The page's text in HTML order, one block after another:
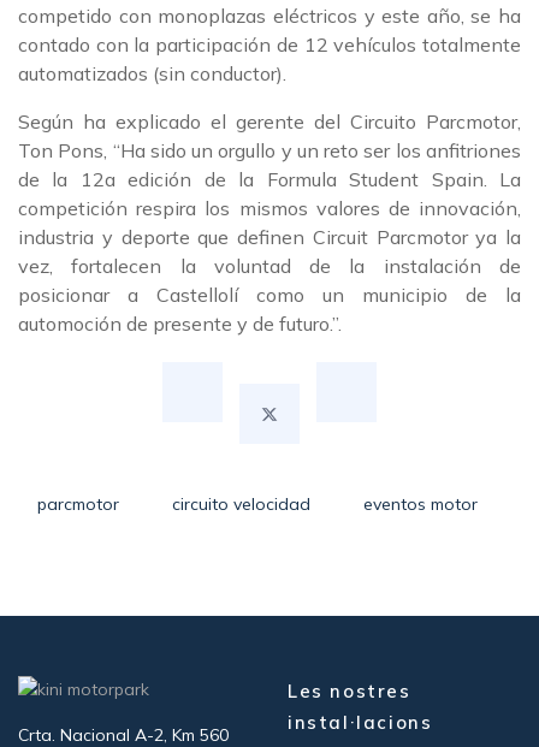
competido con monoplazas eléctricos y este año, se ha
contado con la participación de 12 vehículos totalmente
automatizados (sin conductor).
Según ha explicado el gerente del Circuito Parcmotor,
Ton Pons, “Ha sido un orgullo y un reto ser los anfitriones
de la 12a edición de la Formula Student Spain. La
competición respira los mismos valores de innovación,
industria y deporte que definen Circuit Parcmotor ya la
vez, fortalecen la voluntad de la instalación de
posicionar a Castellolí como un municipio de la
automoción de presente y de futuro.”.
parcmotor circuito velocidad eventos motor
Crta. Nacional A-2, Km 560
Les nostres
instal·lacions